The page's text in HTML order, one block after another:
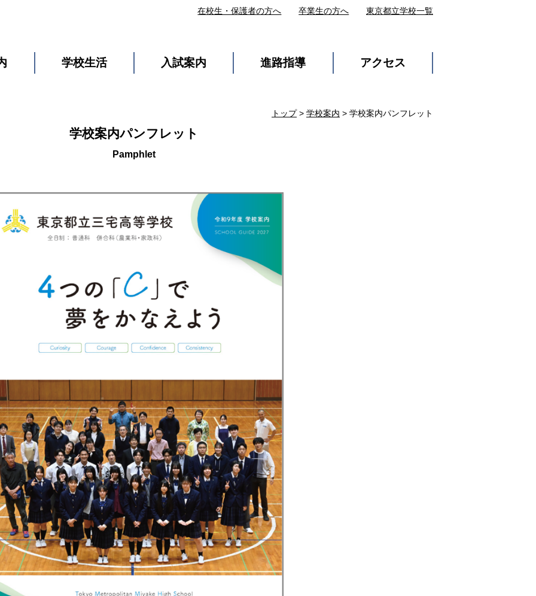
学校生活 入試案内 進路指導 アクセス
在校生・保護者の方へ 卒業生の方へ 東京都立学校一覧
トップ> 学校案内 > 学校案内パンフレット
学校案内パンフレット